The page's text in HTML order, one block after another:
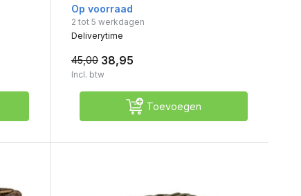
Op voorraad
2 tot 5 werkdagen
Deliverytime
45,00 38,95
Incl. btw
Toevoegen